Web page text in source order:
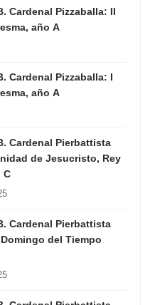
Cardenal Pizzaballa: II
año A
Cardenal Pizzaballa: I
año A
Cardenal Pierbattista
de Jesucristo, Rey
Cardenal Pierbattista
del Tiempo